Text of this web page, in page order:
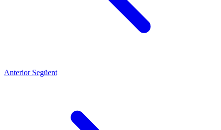
Anterior Següent